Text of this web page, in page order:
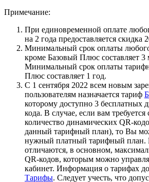
Примечание:
При единовременной оплате
на 2 года предоставляется скидка
Минимальный срок оплаты
кроме Базовый Плюс составляет 3
Минимальный срок оплаты
Плюс составляет 1 год.
С 1 сентября 2022 всем новым
пользователям назначается тариф
которому доступно 3 бесплатных
кода. В случае, если вам требуется
количество динамических QR-
данный тарифный план), то Вы
нужный платный тарифный план.
отличаются, в основном,
QR-кодов, которым можно
кабинет. Информация о тарифах
Тарифы. Следует учесть, что